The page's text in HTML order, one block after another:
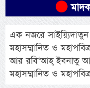
এক নজরে
মহাসম্মানিত ও
আর রবি‘আহ্ ইবনাতু
মহাসম্মানিত ও